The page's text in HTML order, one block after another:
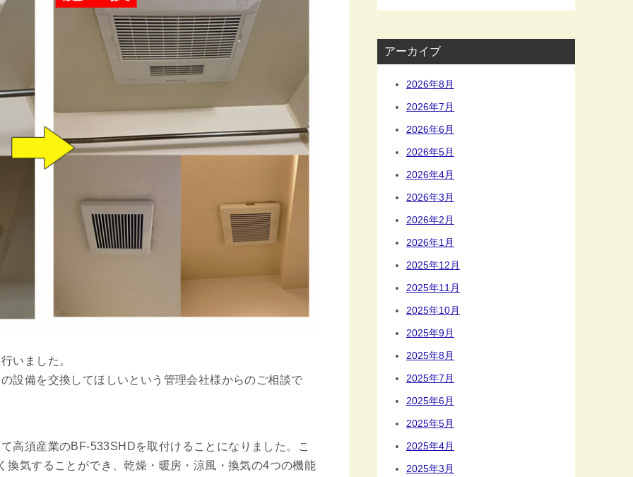
いました。
設備を交換してほしいという管理会社様からのご相談で
高須産業のBF-533SHDを取付けることになりました。こ
換気することができ、乾燥・暖房・涼風・換気の4つの機能
アーカイブ
2026年8月
2026年7月
2026年6月
2026年5月
2026年4月
2026年3月
2026年2月
2026年1月
2025年12月
2025年11月
2025年10月
2025年9月
2025年8月
2025年7月
2025年6月
2025年5月
2025年4月
2025年3月